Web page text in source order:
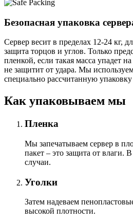
Безопасная упаковка
Сервер весит в пределах 12-24 кг,
защита торцов и углов. Только
пленкой, если такая масса упадет
не защитит от удара. Мы
специально расcчитанную упаковку
Как упаковываем мы
Пленка
Мы запечатываем сервер в
пакет – это защита от влаги.
случаи.
Уголки
Затем надеваем
высокой плотности.